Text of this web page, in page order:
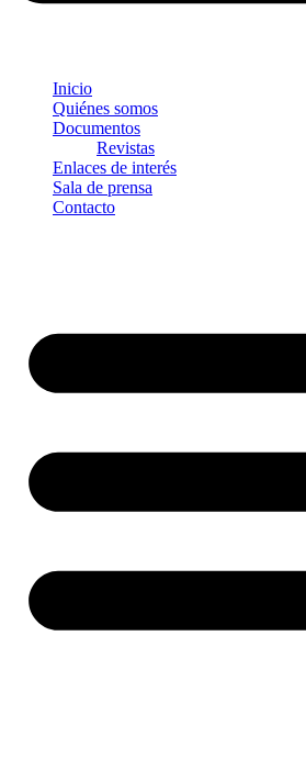
Inicio
Quiénes somos
Documentos
Revistas
Enlaces de interés
Sala de prensa
Contacto